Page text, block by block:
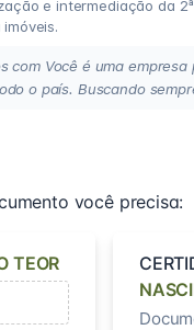
e intermediação da
com Você é uma
o país. Buscando
você precisa:
TEOR